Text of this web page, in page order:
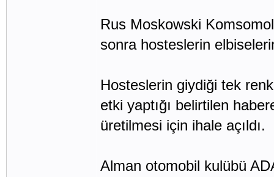
Rus Moskowski
sonra hosteslerin
Hosteslerin giydiği tek
etki yaptığı belirtilen
üretilmesi için ihale açıldı.
Alman otomobil kulübü